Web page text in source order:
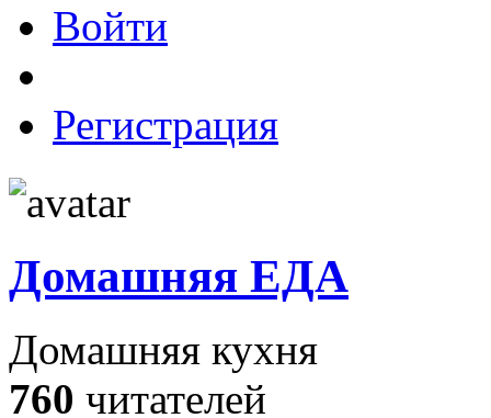
Войти
Регистрация
Домашняя ЕДА
Домашняя кухня
760 читателей